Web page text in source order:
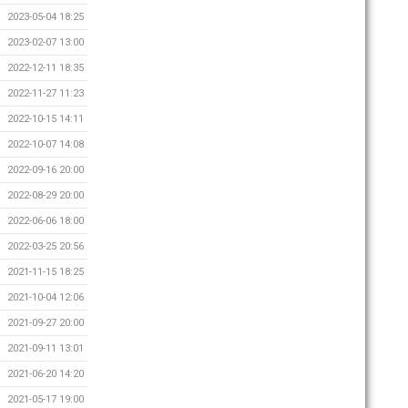
2023-05-04 18:25
2023-02-07 13:00
2022-12-11 18:35
2022-11-27 11:23
2022-10-15 14:11
2022-10-07 14:08
2022-09-16 20:00
2022-08-29 20:00
2022-06-06 18:00
2022-03-25 20:56
2021-11-15 18:25
2021-10-04 12:06
2021-09-27 20:00
2021-09-11 13:01
2021-06-20 14:20
2021-05-17 19:00